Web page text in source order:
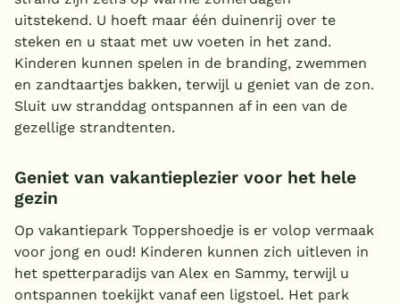
uitstekend. U hoeft maar één duinenrij over te
steken en u staat met uw voeten in het zand.
Kinderen kunnen spelen in de branding, zwemmen
en zandtaartjes bakken, terwijl u geniet van de zon.
Sluit uw stranddag ontspannen af in een van de
gezellige strandtenten.
Geniet van vakantieplezier voor het hele
gezin
Op vakantiepark Toppershoedje is er volop vermaak
voor jong en oud! Kinderen kunnen zich uitleven in
het spetterparadijs van Alex en Sammy, terwijl u
ontspannen toekijkt vanaf een ligstoel. Het park